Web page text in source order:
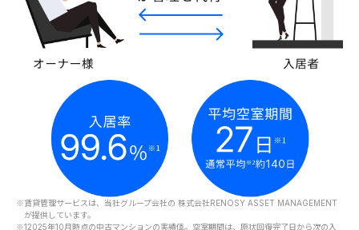
※賃貸管理サービスは、当社グループ会社の 株式会社RENOSY ASSET MANAGEMENT
が提供しています。
※12025年10月時点の中古マンションの実績値。空室期間は、原状回復完了日から次の入